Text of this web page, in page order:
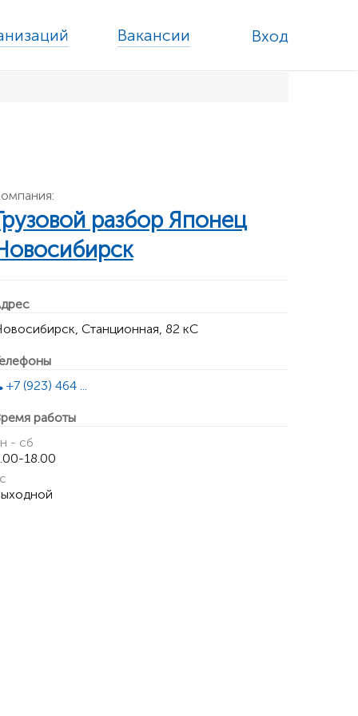
Вакансии Вход
разбор Японец
Станционная, 82 кС
+7 (923) 464 ...
работы
- сб
18.00